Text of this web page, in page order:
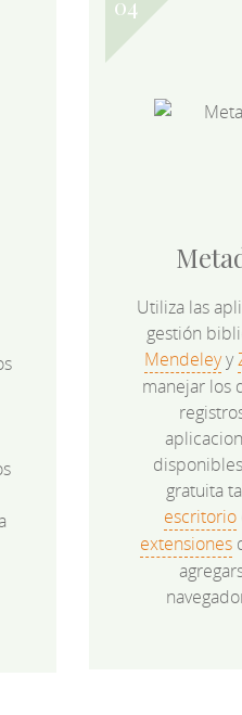
Utiliza las
gestión
Mendeleyy
manejar los
gratuita
escritorio
extensiones